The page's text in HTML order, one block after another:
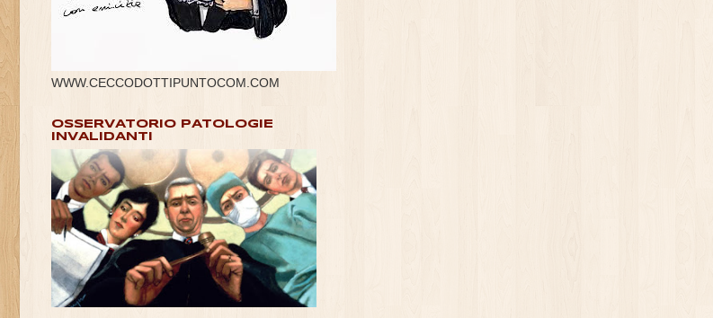
WWW.CECCODOTTIPUNTOCOM.COM
OSSERVATORIO PATOLOGIE
INVALIDANTI